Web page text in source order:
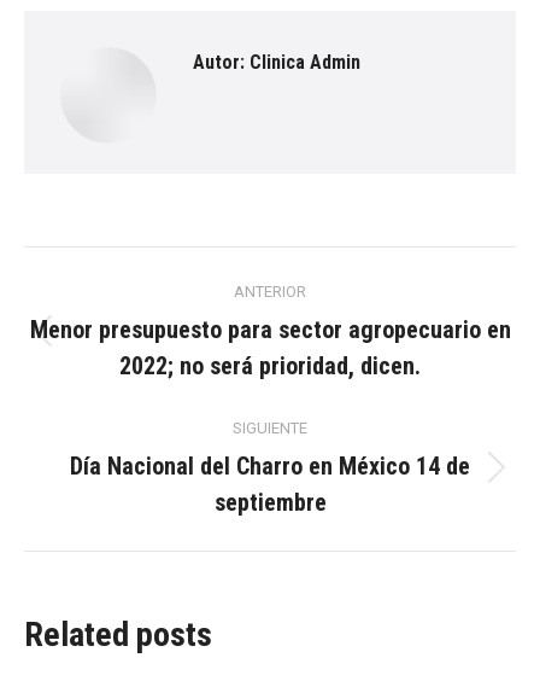
Autor: Clinica Admin
Navegación
entre
publicaciones
ANTERIOR
Publicación
anterior:
Menor presupuesto para sector agropecuario en
2022; no será prioridad, dicen.
SIGUIENTE
Publicación
siguiente:
Día Nacional del Charro en México 14 de
septiembre
Related posts